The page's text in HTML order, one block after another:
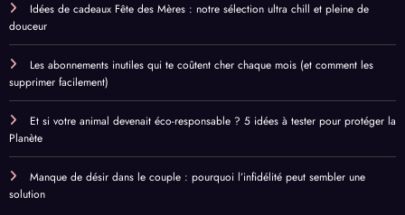
Idées de cadeaux Fête des Mères : notre sélection ultra chill et pleine de
douceur
Les abonnements inutiles qui te coûtent cher chaque mois (et comment les
supprimer facilement)
Et si votre animal devenait éco-responsable ? 5 idées à tester pour protéger la
Planète
Manque de désir dans le couple : pourquoi l’infidélité peut sembler une
solution